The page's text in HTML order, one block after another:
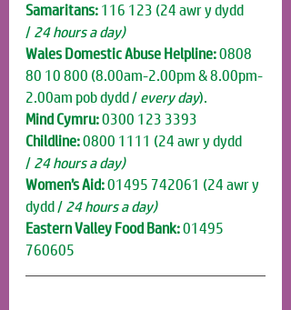
Samaritans: 116 123 (24 awr y dydd
/ 24 hours a day)
Wales Domestic Abuse Helpline: 0808
80 10 800 (8.00am-2.00pm & 8.00pm-
2.00am pob dydd / every day).
Mind Cymru: 0300 123 3393
Childline: 0800 1111 (24 awr y dydd
/ 24 hours a day)
Women’s Aid: 01495 742061 (24 awr y
dydd / 24 hours a day)
Eastern Valley Food Bank: 01495
760605